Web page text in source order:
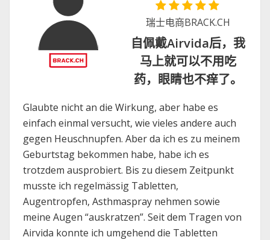
瑞士电商BRACK.CH
自佩戴Airvida后，我
马上就可以不用吃
药，眼睛也不痒了。
Glaubte nicht an die Wirkung, aber habe es
einfach einmal versucht, wie vieles andere auch
gegen Heuschnupfen. Aber da ich es zu meinem
Geburtstag bekommen habe, habe ich es
trotzdem ausprobiert. Bis zu diesem Zeitpunkt
musste ich regelmässig Tabletten,
Augentropfen, Asthmaspray nehmen sowie
meine Augen “auskratzen”. Seit dem Tragen von
Airvida konnte ich umgehend die Tabletten